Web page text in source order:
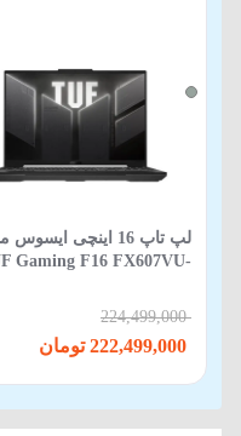
لپ‌ تاپ 16 اینچی
Gaming F16 FX607VU-
6 GB 4050-Backlit
224,499,000